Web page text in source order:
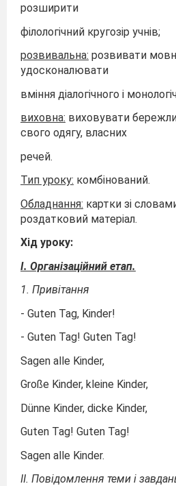
розширити
філологічний кругозір учнів;
розвивальна: розвивати
удосконалювати
вміння діалогічного і
виховна: виховувати
свого одягу, власних
речей.
Тип уроку: комбінований.
Обладнання: картки зі
роздатковий матеріал.
Хід уроку:
I. Організаційний етап.
1. Привітання
- Guten Tag, Kinder!
- Guten Tag! Guten Tag!
Sagen alle Kinder,
Große Kinder, kleine Kinder,
Dünne Kinder, dicke Kinder,
Guten Tag! Guten Tag!
Sagen alle Kinder.
ІІ. Повідомлення теми і